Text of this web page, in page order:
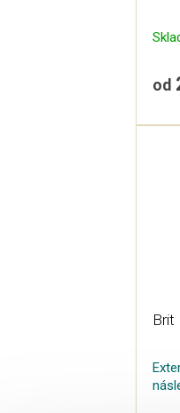
od
Brit